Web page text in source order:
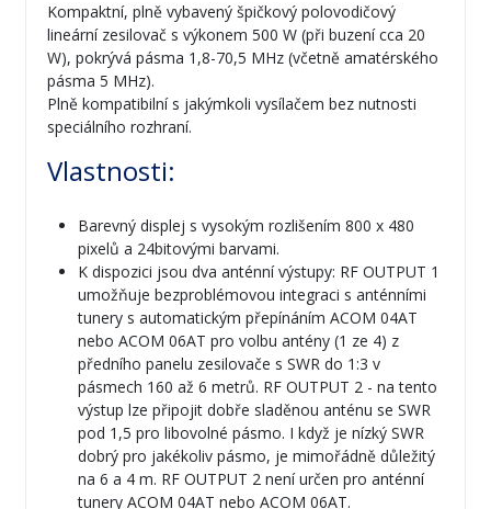
Kompaktní, plně vybavený špičkový polovodičový
lineární zesilovač s výkonem 500 W (při buzení cca 20
W), pokrývá pásma 1,8-70,5 MHz (včetně amatérského
pásma 5 MHz).
Plně kompatibilní s jakýmkoli vysílačem bez nutnosti
speciálního rozhraní.
Vlastnosti:
Barevný displej s vysokým rozlišením 800 x 480
pixelů a 24bitovými barvami.
K dispozici jsou dva anténní výstupy: RF OUTPUT 1
umožňuje bezproblémovou integraci s anténními
tunery s automatickým přepínáním ACOM 04AT
nebo ACOM 06AT pro volbu antény (1 ze 4) z
předního panelu zesilovače s SWR do 1:3 v
pásmech 160 až 6 metrů. RF OUTPUT 2 - na tento
výstup lze připojit dobře sladěnou anténu se SWR
pod 1,5 pro libovolné pásmo. I když je nízký SWR
dobrý pro jakékoliv pásmo, je mimořádně důležitý
na 6 a 4 m. RF OUTPUT 2 není určen pro anténní
tunery ACOM 04AT nebo ACOM 06AT.